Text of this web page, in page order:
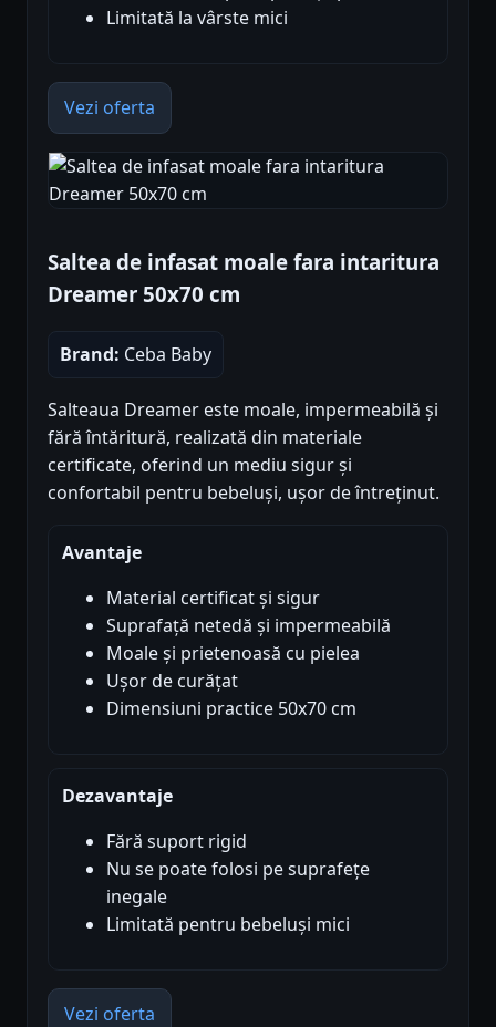
Limitată la vârste mici
Vezi oferta
Saltea de infasat moale fara intaritura
Dreamer 50x70 cm
Brand: Ceba Baby
Salteaua Dreamer este moale, impermeabilă și
fără întăritură, realizată din materiale
certificate, oferind un mediu sigur și
confortabil pentru bebeluși, ușor de întreținut.
Avantaje
Material certificat și sigur
Suprafață netedă și impermeabilă
Moale și prietenoasă cu pielea
Ușor de curățat
Dimensiuni practice 50x70 cm
Dezavantaje
Fără suport rigid
Nu se poate folosi pe suprafețe
inegale
Limitată pentru bebeluși mici
Vezi oferta